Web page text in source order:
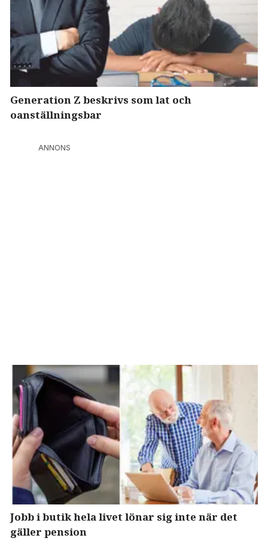
Generation Z beskrivs som lat och
oanställningsbar
ANNONS
Jobb i butik hela livet lönar sig inte när det
gäller pension